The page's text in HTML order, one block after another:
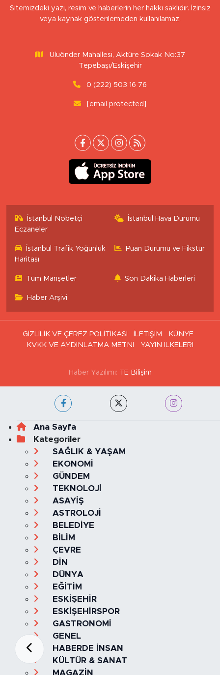
Sitemizdeki yazı, resim ve haberlerin her hakkı saklıdır. İzinsiz
veya kaynak gösterilemeden kullanılamaz.
Uluönder Mahallesi, Aktüre Sokak No:37
Tepebaşı/Eskişehir
0 (222) 503 16 76
[email protected]
İstanbul Nöbetçi
Eczaneler
İstanbul Hava Durumu
İstanbul Trafik Yoğunluk
Haritası
Puan Durumu ve Fikstür
Tüm Manşetler Son Dakika Haberleri
Haber Arşivi
GİZLİLİK VE ÇEREZ POLİTİKASI İLETİŞİM
KÜNYE
KVKK VE AYDINLATMA METNİ
YAYIN İLKELERİ
Haber Yazılımı: TE Bilişim
Ana Sayfa
Kategoriler
SAĞLIK & YAŞAM
EKONOMİ
GÜNDEM
TEKNOLOJİ
ASAYİŞ
ASTROLOJİ
BELEDİYE
BİLİM
ÇEVRE
DİN
DÜNYA
EĞİTİM
ESKİŞEHİR
ESKİŞEHİRSPOR
GASTRONOMİ
GENEL
HABERDE İNSAN
KÜLTÜR & SANAT
MAGAZİN